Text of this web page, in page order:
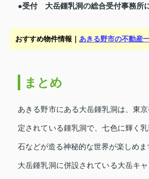
●受付 大岳鍾乳洞の総合受付事務所
おすすめ物件情報｜ あきる野市の不動産
まとめ
あきる野市にある大岳鍾乳洞は、東
定されている鍾乳洞で、七色に輝く
石などが造る神秘的な世界が楽しめま
大岳鍾乳洞に併設されている大岳キ